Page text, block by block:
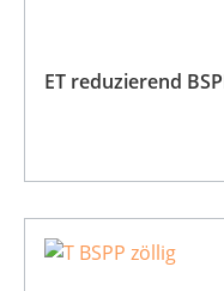
ET reduzierend